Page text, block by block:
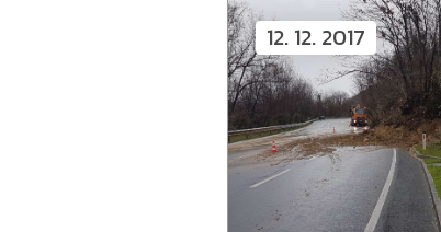
12. 12. 2017